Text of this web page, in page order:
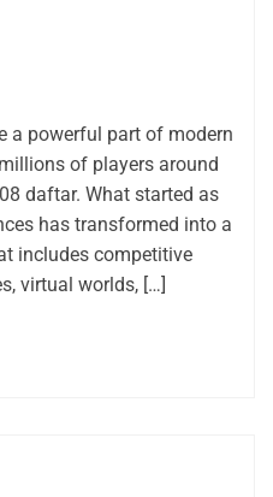
a powerful part of modern
of players around
daftar. What started as
has transformed into a
includes competitive
virtual worlds, […]